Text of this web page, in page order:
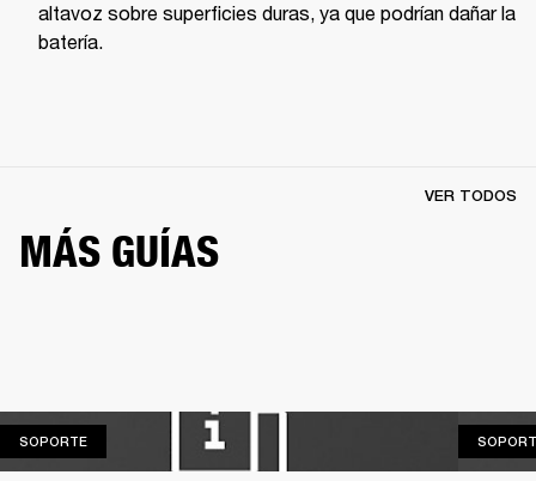
altavoz sobre superficies duras, ya que podrían dañar la
batería.
MÁS GUÍAS
VER TODOS
SOPORTESOPORTE